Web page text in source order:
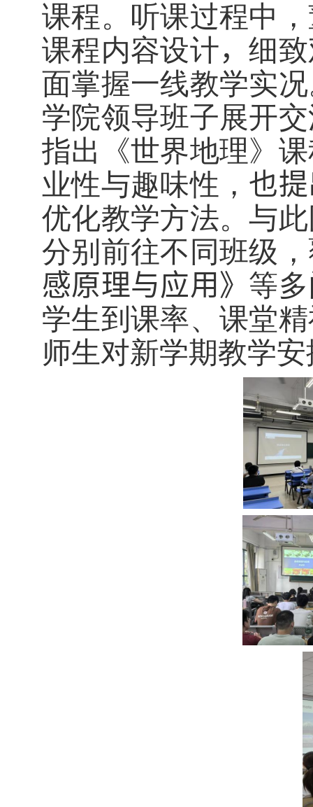
课程。听课过程中
课程内容设计，细
面掌握一线教学实
学院领导班子展开
指出《世界地理》
业性与趣味性， 也
优化教学方法。与
分别前往不同班级
感原理与应用 》 等
学生到课率、课堂
师生对新学期教学